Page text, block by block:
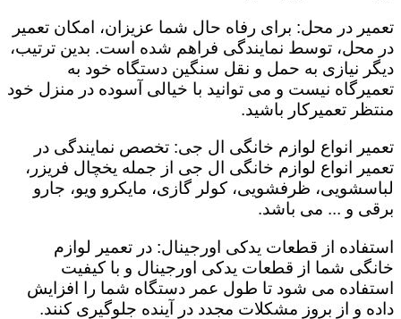
تعمیر در محل: برای رفاه حال شما عزیزان، امکان تعمیر
در محل، توسط نمایندگی فراهم شده است. بدین ترتیب،
دیگر نیازی به حمل و نقل سنگین دستگاه خود به
تعمیرگاه نیست و می توانید با خیالی آسوده در منزل خود
منتظر تعمیرکار باشید.
تعمیر انواع لوازم خانگی ال جی: تخصص نمایندگی در
تعمیر انواع لوازم خانگی ال جی از جمله یخچال فریزر،
لباسشویی، ظرفشویی، کولر گازی، مایکرو ویو، جارو
برقی و ... می باشد.
استفاده از قطعات یدکی اورجینال: در تعمیر لوازم
خانگی شما از قطعات یدکی اورجینال و با کیفیت
استفاده می شود تا طول عمر دستگاه شما را افزایش
داده و از بروز مشکلات مجدد در آینده جلوگیری کنند.